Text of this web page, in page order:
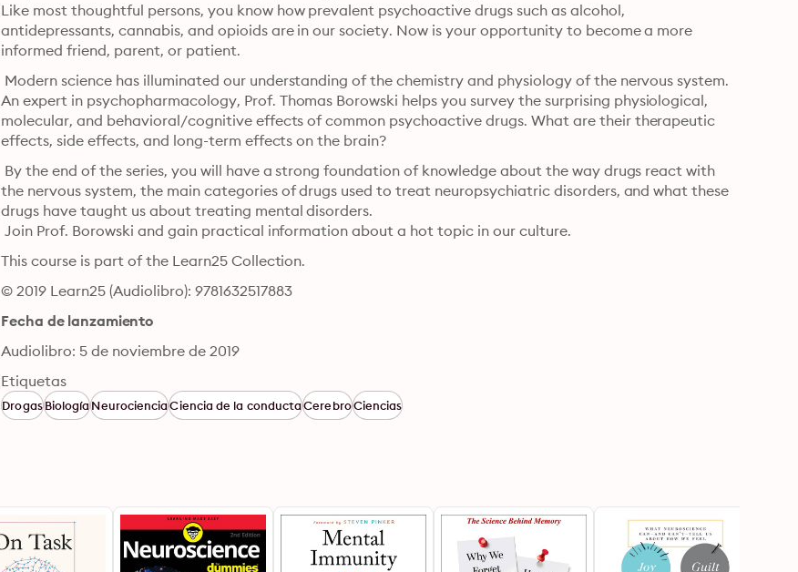
Like most thoughtful persons, you know how prevalent psychoactive drugs such as alcohol,
antidepressants, cannabis, and opioids are in our society. Now is your opportunity to become a more
Modern science has illuminated our understanding of the chemistry and physiology of the nervous system.
An expert in psychopharmacology, Prof. Thomas Borowski helps you survey the surprising physiological,
molecular, and behavioral/cognitive effects of common psychoactive drugs. What are their therapeutic
effects, side effects, and long-term effects on the brain?
By the end of the series, you will have a strong foundation of knowledge about the way drugs react with
the nervous system, the main categories of drugs used to treat neuropsychiatric disorders, and what these
drugs have taught us about treating mental disorders.
Join Prof. Borowski and gain practical information about a hot topic in our culture.
This course is part of the Learn25 Collection.
© 2019 Learn25 (Audiolibro): 9781632517883
Fecha de lanzamiento
Audiolibro: 5 de noviembre de 2019
Etiquetas
DrogasBiologíaNeurocienciaCiencia de la conductaCerebroCiencias